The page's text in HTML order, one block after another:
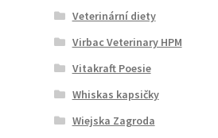
Veterinární diety
Virbac Veterinary HPM
Vitakraft Poesie
Whiskas kapsičky
Wiejska Zagroda